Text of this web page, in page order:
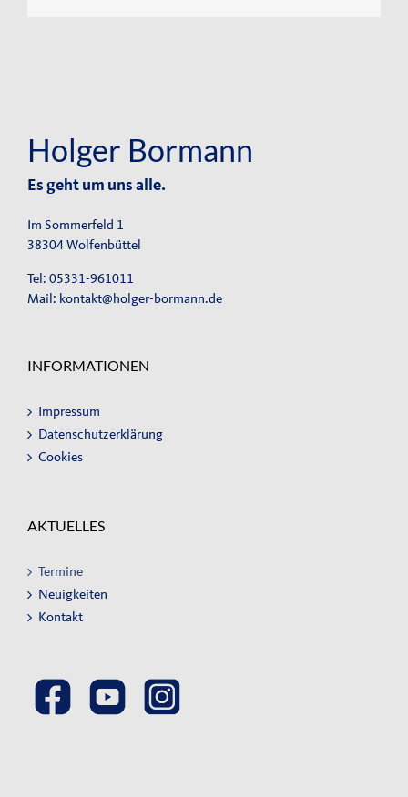
Holger Bormann
Es geht um uns alle.
Im Sommerfeld 1
38304 Wolfenbüttel
Tel: 05331-961011
Mail: kontakt@holger-bormann.de
INFORMATIONEN
Impressum
Datenschutzerklärung
Cookies
AKTUELLES
Termine
Neuigkeiten
Kontakt